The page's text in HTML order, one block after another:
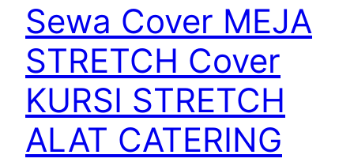
Sewa Cover MEJA
STRETCH Cover
KURSI STRETCH
ALAT CATERING